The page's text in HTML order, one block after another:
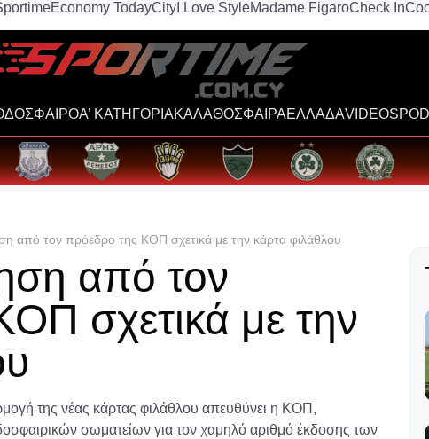
Economy TodayCity I Love StyleMadame FigaroCheck In
Α’ ΚΑΤΗΓΟΡΙΑΚΑΛΑΘΟΣΦΑΙΡΑΕΛΛΑΔΑVIDEOS
από τον πρόεδρο της ΚΟΠ σχετικά με την κάρτα φιλάθλου
από τον
σχετικά με την
της νέας κάρτας φιλάθλου απευθύνει η ΚΟΠ,
σωματείων για τον χαμηλό αριθμό έκδοσης των